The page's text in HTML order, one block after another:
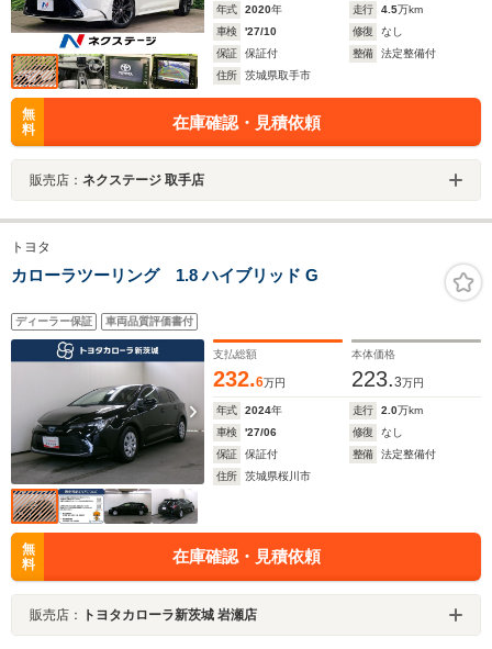
年式 2020年 走行 4.5万km
車検
'27/10 修復
なし
保証
保証付 整備
法定整備付
住所
茨城県取手市
無
料
在庫確認・見積依頼
販売店： ネクステージ 取手店
トヨタ
カローラツーリング 1.8 ハイブリッド G
ディーラー保証 車両品質評価書付
支払総額
232.6万円
本体価格
223.3万円
年式 2024年 走行 2.0万km
車検
'27/06 修復
なし
保証
保証付 整備
法定整備付
住所
茨城県桜川市
無
料
在庫確認・見積依頼
販売店： トヨタカローラ新茨城 岩瀬店